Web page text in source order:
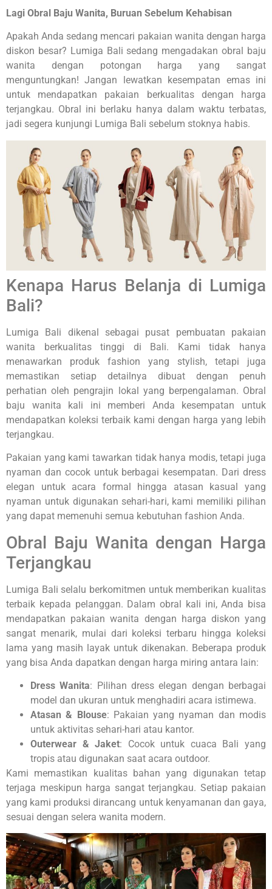
Lagi Obral Baju Wanita, Buruan Sebelum Kehabisan
Apakah Anda sedang mencari pakaian wanita dengan harga
diskon besar? Lumiga Bali sedang mengadakan obral baju
wanita dengan potongan harga yang sangat
menguntungkan! Jangan lewatkan kesempatan emas ini
untuk mendapatkan pakaian berkualitas dengan harga
terjangkau. Obral ini berlaku hanya dalam waktu terbatas,
jadi segera kunjungi Lumiga Bali sebelum stoknya habis.
Kenapa Harus Belanja di Lumiga
Bali?
Lumiga Bali dikenal sebagai pusat pembuatan pakaian
wanita berkualitas tinggi di Bali. Kami tidak hanya
menawarkan produk fashion yang stylish, tetapi juga
memastikan setiap detailnya dibuat dengan penuh
perhatian oleh pengrajin lokal yang berpengalaman. Obral
baju wanita kali ini memberi Anda kesempatan untuk
mendapatkan koleksi terbaik kami dengan harga yang lebih
terjangkau.
Pakaian yang kami tawarkan tidak hanya modis, tetapi juga
nyaman dan cocok untuk berbagai kesempatan. Dari dress
elegan untuk acara formal hingga atasan kasual yang
nyaman untuk digunakan sehari-hari, kami memiliki pilihan
yang dapat memenuhi semua kebutuhan fashion Anda.
Obral Baju Wanita dengan Harga
Terjangkau
Lumiga Bali selalu berkomitmen untuk memberikan kualitas
terbaik kepada pelanggan. Dalam obral kali ini, Anda bisa
mendapatkan pakaian wanita dengan harga diskon yang
sangat menarik, mulai dari koleksi terbaru hingga koleksi
lama yang masih layak untuk dikenakan. Beberapa produk
yang bisa Anda dapatkan dengan harga miring antara lain:
Dress Wanita: Pilihan dress elegan dengan berbagai
model dan ukuran untuk menghadiri acara istimewa.
Atasan & Blouse: Pakaian yang nyaman dan modis
untuk aktivitas sehari-hari atau kantor.
Outerwear & Jaket: Cocok untuk cuaca Bali yang
tropis atau digunakan saat acara outdoor.
Kami memastikan kualitas bahan yang digunakan tetap
terjaga meskipun harga sangat terjangkau. Setiap pakaian
yang kami produksi dirancang untuk kenyamanan dan gaya,
sesuai dengan selera wanita modern.